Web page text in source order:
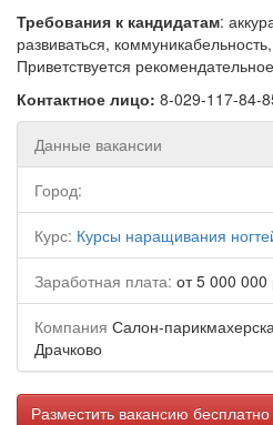
Требования к кандидатам:
развиваться, коммуникабельность,
Приветствуется
Контактное лицо: 8-029-117-84-
Данные вакансии
Город:
Курс: Курсы наращивания
Заработная плата: от 5 000 000
Компания Салон-
Драчково
Разместить вакансию бесплатно